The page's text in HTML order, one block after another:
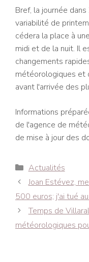
Bref, la journée dans
variabilité de
cédera la place à
midi et de la nuit. Il
changements
météorologiques et
avant l'arrivée des
Informations
de l'agence de
de mise à jour des
Catégories
Actualités
Navigation
des
articles
Joan Estévez,
500 euros; j'ai tué
Temps de
météorologiques